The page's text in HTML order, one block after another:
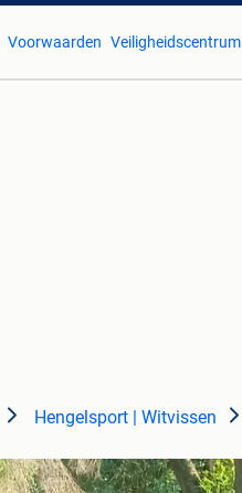
Voorwaarden Veiligheidscentrum
Hengelsport | Witvissen